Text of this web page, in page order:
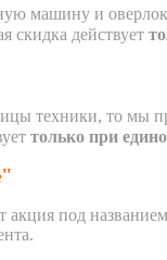
машину и оверлок,
скидка действует
техники, то мы
только при
акция под